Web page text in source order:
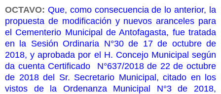
OCTAVO: Que, como consecuencia de lo anterior, la
propuesta de modificación y nuevos aranceles para
el Cementerio Municipal de Antofagasta, fue tratada
en la Sesión Ordinaria N°30 de 17 de octubre de
2018, y aprobada por el H. Concejo Municipal según
da cuenta Certificado N°637/2018 de 22 de octubre
de 2018 del Sr. Secretario Municipal, citado en los
vistos de la Ordenanza Municipal N°3 de 2018,